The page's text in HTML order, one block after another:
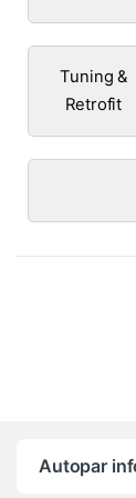
Tuning &
Retrofit
Autopar